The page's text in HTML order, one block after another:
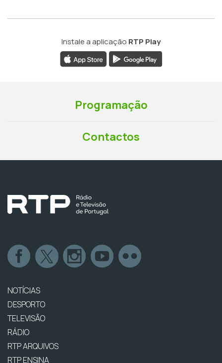
Instale a aplicação RTP Play
Programação
Contactos
NOTÍCIAS
DESPORTO
TELEVISÃO
RÁDIO
RTP ARQUIVOS
RTP ENSINA